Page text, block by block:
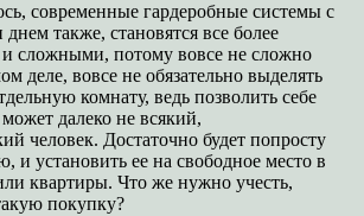
современные гардеробные системы с
также, становятся все более
сложными, потому вовсе не сложно
деле, вовсе не обязательно выделять
комнату, ведь позволить себе
далеко не всякий,
человек. Достаточно будет попросту
и установить ее на свободное место в
квартиры. Что же нужно учесть,
покупку?